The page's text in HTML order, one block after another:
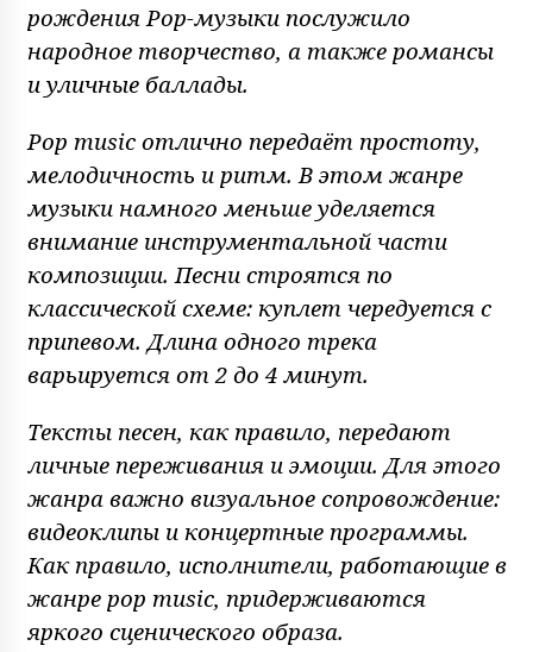
рождения Pop-музыки послужило
народное творчество, а также романсы
и уличные баллады.
Pop music отлично передаёт простоту,
мелодичность и ритм. В этом жанре
музыки намного меньше уделяется
внимание инструментальной части
композиции. Песни строятся по
классической схеме: куплет чередуется с
припевом. Длина одного трека
варьируется от 2 до 4 минут.
Тексты песен, как правило, передают
личные переживания и эмоции. Для этого
жанра важно визуальное сопровождение:
видеоклипы и концертные программы.
Как правило, исполнители, работающие в
жанре pop music, придерживаются
яркого сценического образа.